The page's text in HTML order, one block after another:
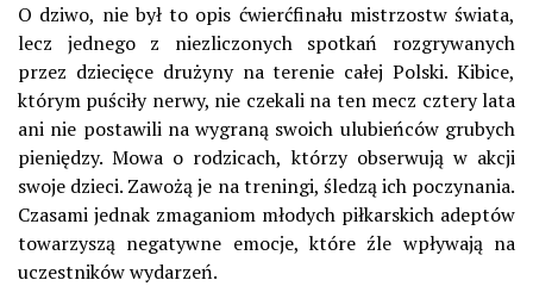
O dziwo, nie był to opis ćwierćfinału mistrzostw świata,
lecz jednego z niezliczonych spotkań rozgrywanych
przez dziecięce drużyny na terenie całej Polski. Kibice,
którym puściły nerwy, nie czekali na ten mecz cztery lata
ani nie postawili na wygraną swoich ulubieńców grubych
pieniędzy. Mowa o rodzicach, którzy obserwują w akcji
swoje dzieci. Zawożą je na treningi, śledzą ich poczynania.
Czasami jednak zmaganiom młodych piłkarskich adeptów
towarzyszą negatywne emocje, które źle wpływają na
uczestników wydarzeń.